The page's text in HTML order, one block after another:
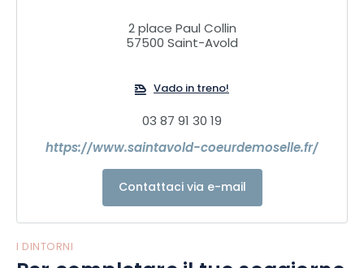
parchi di divertimento, eventi, attività culturali, sportive e di
svago per voi e i vostri bambini...
2 place Paul Collin
57500 Saint-Avold
Vado in treno!
03 87 91 30 19
https://www.saintavold-coeurdemoselle.fr/
Contattaci via e-mail
I DINTORNI